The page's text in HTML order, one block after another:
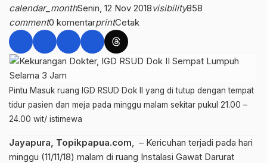
calendar_monthSenin, 12 Nov 2018visibility858
comment0 komentarprintCetak
Pintu Masuk ruang IGD RSUD Dok II yang di tutup dengan tempat
tidur pasien dan meja pada minggu malam sekitar pukul 21.00 –
24.00 wit/ istimewa
Jayapura, Topikpapua.com , – Kericuhan terjadi pada hari
minggu (11/11/18) malam di ruang Instalasi Gawat Darurat